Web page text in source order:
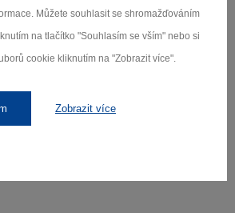
Můžete souhlasit se shromažďováním
na tlačítko "Souhlasím se vším" nebo si
cookie kliknutím na "Zobrazit více".
Zobrazit více
Odebírat